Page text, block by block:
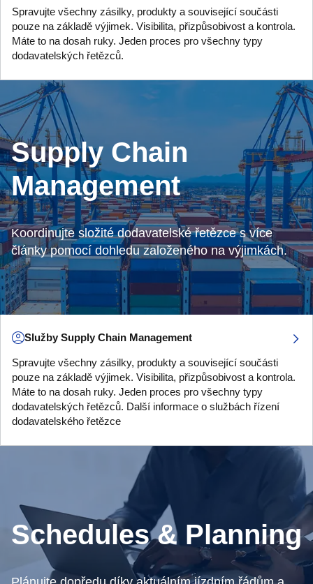
Spravujte všechny zásilky, produkty a související součásti
pouze na základě výjimek. Visibilita, přizpůsobivost a kontrola.
Máte to na dosah ruky. Jeden proces pro všechny typy
dodavatelských řetězců.
Supply Chain
Management
Koordinujte složité dodavatelské řetězce s více
články pomocí dohledu založeného na výjimkách.
Služby Supply Chain Management
Spravujte všechny zásilky, produkty a související součásti
pouze na základě výjimek. Visibilita, přizpůsobivost a kontrola.
Máte to na dosah ruky. Jeden proces pro všechny typy
dodavatelských řetězců. Další informace o službách řízení
dodavatelského řetězce
Schedules & Planning